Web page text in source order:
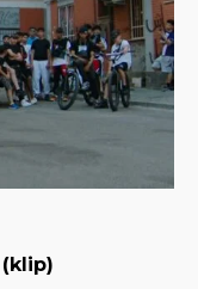
(klip)